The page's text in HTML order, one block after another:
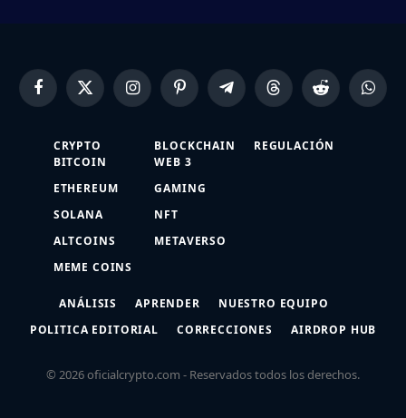
FacebookX
(Twitter)
InstagramPinterestTelegramThreads Reddit
CRYPTO
BITCOIN
ETHEREUM
SOLANA
ALTCOINS
MEME COINS
BLOCKCHAIN
WEB 3
GAMING
NFT
METAVERSO
REGULACIÓN
ANÁLISIS APRENDER
NUESTRO EQUIPO
POLITICA EDITORIAL
CORRECCIONES AIRDROP HUB
© 2026 oficialcrypto.com - Reservados todos los derechos.